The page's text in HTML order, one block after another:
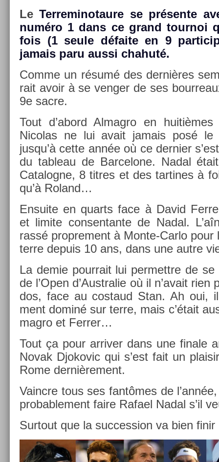
LeTer­reminotaure se présente
numéro 1 dans ce grand tour­noi
fois (1 seule défaite en 9
jamais paru aussi chahuté.
Comme un résumé des dernières
rait avoir à se veng­er de ses
9e sacre.
Tout d’abord Al­mag­ro en
Nicolas ne lui avait jamais posé le
jusqu’à cette année où ce de­rni­er
du tab­leau de Bar­celone. Nadal
Cat­alog­ne, 8 tit­res et des tar­tines à
qu’à Roland…
En­suite en quarts face à David
et li­mite con­sen­tante de Nadal.
rassé pro­pre­ment à Monte-Carlo pour
terre de­puis 10 ans, dans une autre
La demie pour­rait lui per­mettre de
de l’Open d’Australie où il n’avait
dos, face au co­staud Stan. Ah oui,
ment dominé sur terre, mais c’était
mag­ro et Ferr­er…
Tout ça pour ar­riv­er dans une fin­ale
Novak Djokovic qui s’est fait un
Rome de­rniè­re­ment.
Vaincre tous ses fantômes de
pro­bab­le­ment faire Rafael Nadal s’il
Sur­tout que la suc­cess­ion va bien